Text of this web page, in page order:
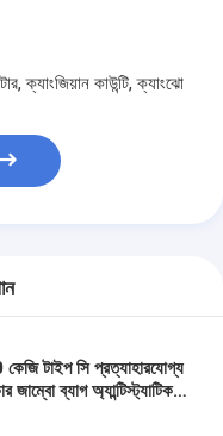
ক্যাংজিয়ান কাউন্টি, ক্যাংঝো
টাইপ সি প্রত্যাহারযোগ্য
জাম্বো ব্যাগ অ্যান্টিস্ট্যাটিক